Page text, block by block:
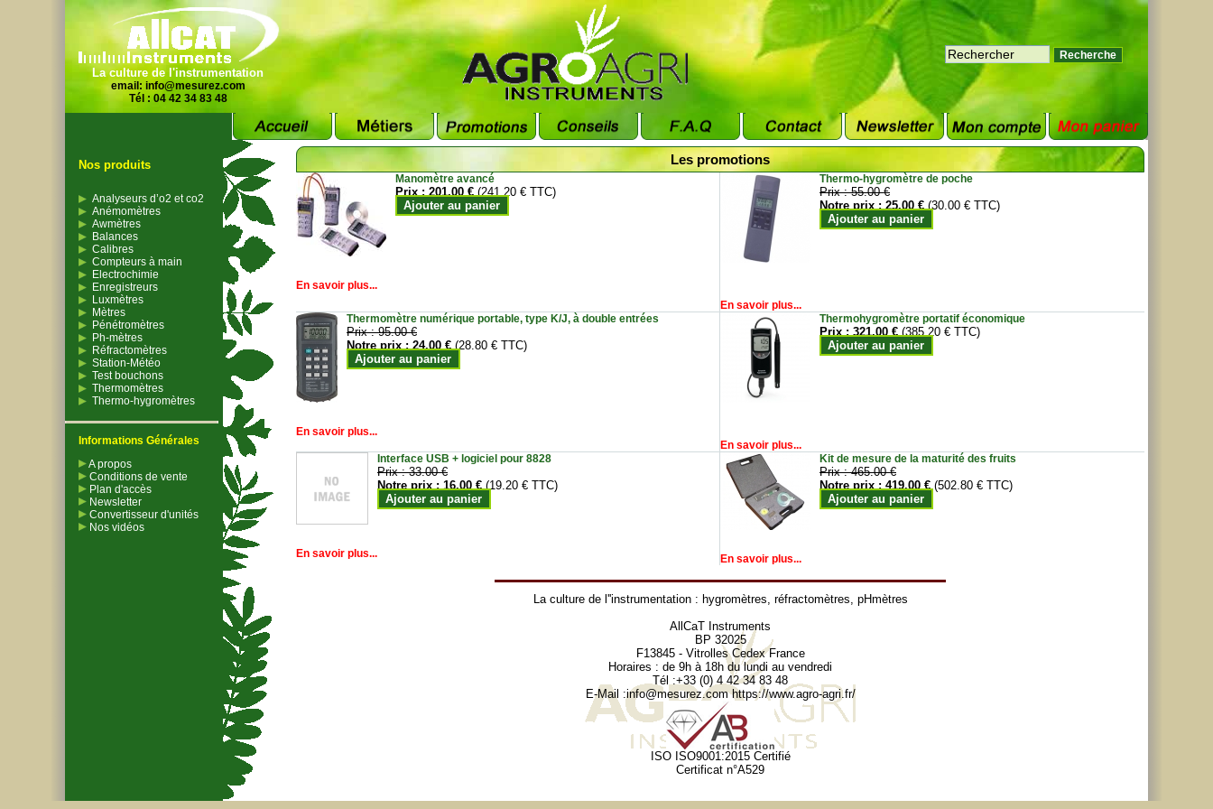
La culture de l'instrumentation
email: info@mesurez.com
Tél : 04 42 34 83 48
Nos produits
Analyseurs d’o2 et co2
Anémomètres
Awmètres
Balances
Calibres
Compteurs à main
Electrochimie
Enregistreurs
Luxmètres
Mètres
Pénétromètres
Ph-mètres
Réfractomètres
Station-Météo
Test bouchons
Thermomètres
Thermo-hygromètres
Informations Générales
A propos
Conditions de vente
Plan d'accès
Newsletter
Convertisseur d'unités
Nos vidéos
Les promotions
Manomètre avancé
Prix :201.00 € (241.20 € TTC)
Ajouter au panier
En savoir plus...
Thermo-hygromètre de poche
Prix :55.00 €
Notre prix :25.00 € (30.00 € TTC)
Ajouter au panier
En savoir plus...
Thermomètre numérique portable, type K/J, à double entrées
Prix :95.00 €
Notre prix :24.00 € (28.80 € TTC)
Ajouter au panier
En savoir plus...
Thermohygromètre portatif économique
Prix :321.00 € (385.20 € TTC)
Ajouter au panier
En savoir plus...
Interface USB + logiciel pour 8828
Prix :33.00 €
Notre prix :16.00 € (19.20 € TTC)
Ajouter au panier
En savoir plus...
Kit de mesure de la maturité des fruits
Prix :465.00 €
Notre prix :419.00 € (502.80 € TTC)
Ajouter au panier
En savoir plus...
La culture de l''instrumentation : hygromètres, réfractomètres, pHmètres
AllCaT Instruments
BP 32025
F13845 - Vitrolles Cedex France
Horaires : de 9h à 18h du lundi au vendredi
Tél :+33 (0) 4 42 34 83 48
E-Mail :info@mesurez.com https://www.agro-agri.fr/
ISO ISO9001:2015 Certifié
Certificat n°A529